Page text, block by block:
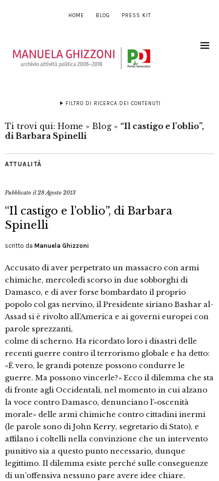
HOME BLOG PRESS KIT
FILTRO DI RICERCA DEI CONTENUTI
Ti trovi qui: Home » Blog » “Il castigo e l’oblio”,
di Barbara Spinelli
ATTUALITÀ
Pubblicato il28 Agosto 2013
“Il castigo e l’oblio”, di Barbara
Spinelli
scritto da Manuela Ghizzoni
Accusato di aver perpetrato un massacro con armi
chimiche, mercoledì scorso in due sobborghi di
Damasco, e di aver forse bombardato il proprio
popolo col gas nervino, il Presidente siriano Bashar al-
Assad si è rivolto all’America e ai governi europei con
parole sprezzanti,
colme di scherno. Ha ricordato loro i disastri delle
recenti guerre contro il terrorismo globale e ha detto:
«È vero, le grandi potenze possono condurre le
guerre. Ma possono vincerle?» Ecco il dilemma che sta
di fronte agli Occidentali, nel momento in cui alzano
la voce contro Damasco, denunciano l’»oscenità
morale» delle armi chimiche contro cittadini inermi
(le parole sono di John Kerry, segretario di Stato), e
affilano i coltelli nella convinzione che un intervento
punitivo sia a questo punto necessario, dunque
legittimo. Il dilemma esiste perché sulle conseguenze
di un’offensiva nessuno pare avere idee chiare.